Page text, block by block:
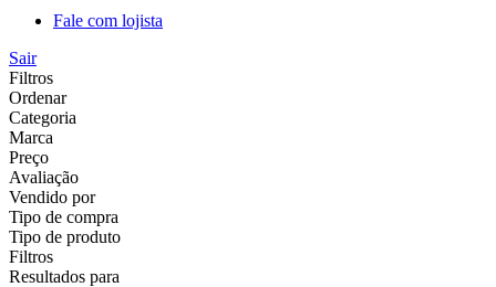
Fale com lojista
Sair
Filtros
Ordenar
Categoria
Marca
Preço
Avaliação
Vendido por
Tipo de compra
Tipo de produto
Filtros
Resultados para